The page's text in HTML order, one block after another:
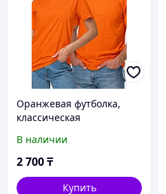
Оранжевая футболка,
классическая
В наличии
2 700₸
Купить